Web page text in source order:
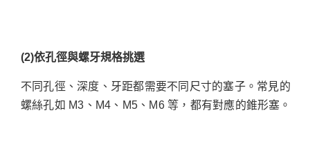
(2)依孔徑與螺牙規格挑選
不同孔徑、深度、牙距都需要不同尺寸的塞子。常見的
螺絲孔如 M3、M4、M5、M6 等，都有對應的錐形塞。